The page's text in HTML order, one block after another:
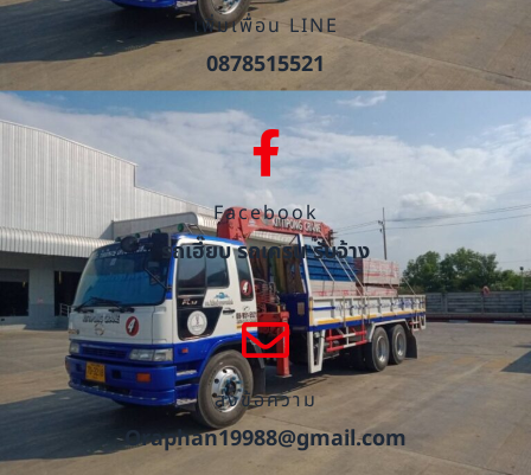
เพิ่มเพื่อน LINE
0878515521
Facebook
รถเฮี๊ยบ รถเครน รับจ้าง
ส่งข้อความ
Oraphan19988@gmail.com